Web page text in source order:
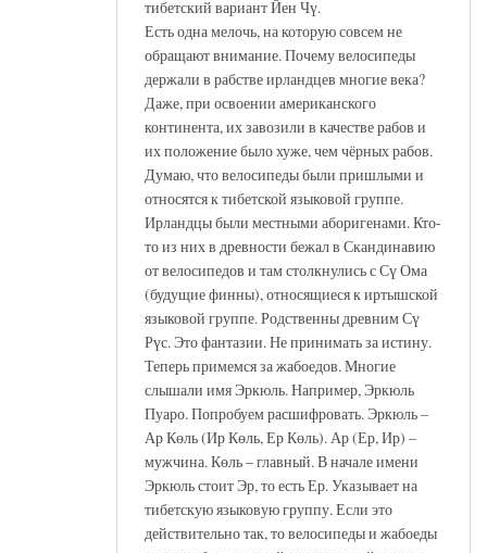
тибетский вариант Йен Чү.
Есть одна мелочь, на которую совсем не
обращают внимание. Почему велосипеды
держали в рабстве ирландцев многие века?
Даже, при освоении американского
континента, их завозили в качестве рабов и
их положение было хуже, чем чёрных рабов.
Думаю, что велосипеды были пришлыми и
относятся к тибетской языковой группе.
Ирландцы были местными аборигенами. Кто-
то из них в древности бежал в Скандинавию
от велосипедов и там столкнулись с Сү Ома
(будущие финны), относящиеся к иртышской
языковой группе. Родственны древним Сү
Рүс. Это фантазии. Не принимать за истину.
Теперь примемся за жабоедов. Многие
слышали имя Эркюль. Например, Эркюль
Пуаро. Попробуем расшифровать. Эркюль –
Ар Көль (Ир Көль, Ер Көль). Ар (Ер, Ир) –
мужчина. Көль – главный. В начале имени
Эркюль стоит Эр, то есть Ер. Указывает на
тибетскую языковую группу. Если это
действительно так, то велосипеды и жабоеды